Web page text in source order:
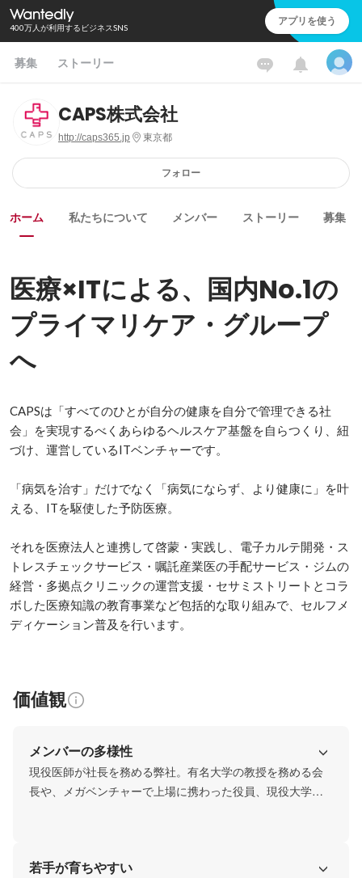
400万人が利用するビジネスSNS アプリを使う
募集 ストーリー
CAPS株式会社
http://caps365.jp 東京都
フォロー
ホーム 私たちについて メンバー ストーリー 募集
医療×ITによる、国内No.1の
プライマリケア・グループ
へ
CAPSは「すべてのひとが自分の健康を自分で管理できる社
会」を実現するべくあらゆるヘルスケア基盤を自らつくり、紐
づけ、運営しているITベンチャーです。
「病気を治す」だけでなく「病気にならず、より健康に」を叶
える、ITを駆使した予防医療。
それを医療法人と連携して啓蒙・実践し、電子カルテ開発・ス
トレスチェックサービス・嘱託産業医の手配サービス・ジムの
経営・多拠点クリニックの運営支援・セサミストリートとコラ
ボした医療知識の教育事業など包括的な取り組みで、セルフメ
ディケーション普及を行います。
価値観
メンバーの多様性
現役医師が社長を務める弊社。有名大学の教授を務める会
長や、メガベンチャーで上場に携わった役員、現役大学院
るから。また、研修制度や教育体制が充実しているからこ
若手が育ちやすい